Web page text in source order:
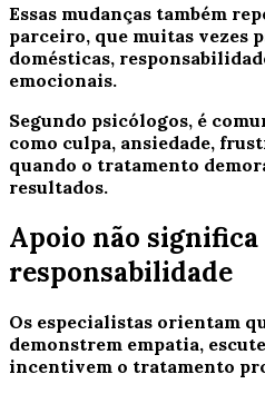
Essas mudanças também
parceiro, que muitas vezes
domésticas,
emocionais.
Segundo psicólogos, é
como culpa, ansiedade,
quando o tratamento
resultados.
Apoio não
responsabilidade
Os especialistas orientam
demonstrem empatia,
incentivem o tratamento